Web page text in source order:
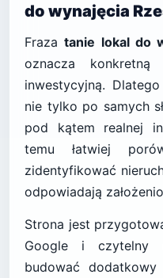
do wynajęcia
Frazatanie lokal do
oznacza
inwestycyjną.
nie tylko po samych
pod kątem realnej
temu łatwiej
zidentyfikować
odpowiadają
Strona jest
Google i czytelny
budować